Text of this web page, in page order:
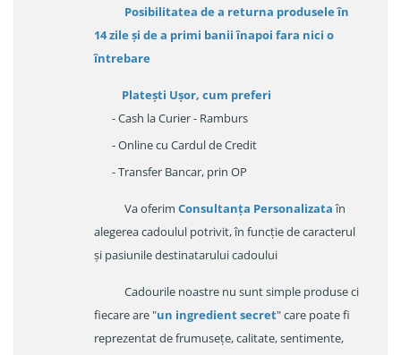
Posibilitatea de a returna produsele în
14 zileși de a primi banii înapoi fara nici o
întrebare
Platești Ușor, cum preferi
- Cash la Curier - Ramburs
- Online cu Cardul de Credit
- Transfer Bancar, prin OP
Va oferim Consultanța Personalizataîn
alegerea cadoulul potrivit, în funcție de caracterul
și pasiunile destinatarului cadoului
Cadourile noastre nu sunt simple produse ci
fiecare are "un ingredient secret" care poate fi
reprezentat de frumusețe, calitate, sentimente,